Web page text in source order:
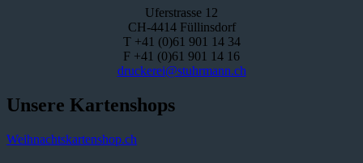
Uferstrasse 12
CH-4414 Füllinsdorf
T +41 (0)61 901 14 34
F +41 (0)61 901 14 16
druckerei@stuhrmann.ch
Unsere Kartenshops
Weihnachtskartenshop.ch